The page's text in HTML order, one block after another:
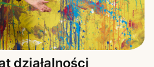
działalności